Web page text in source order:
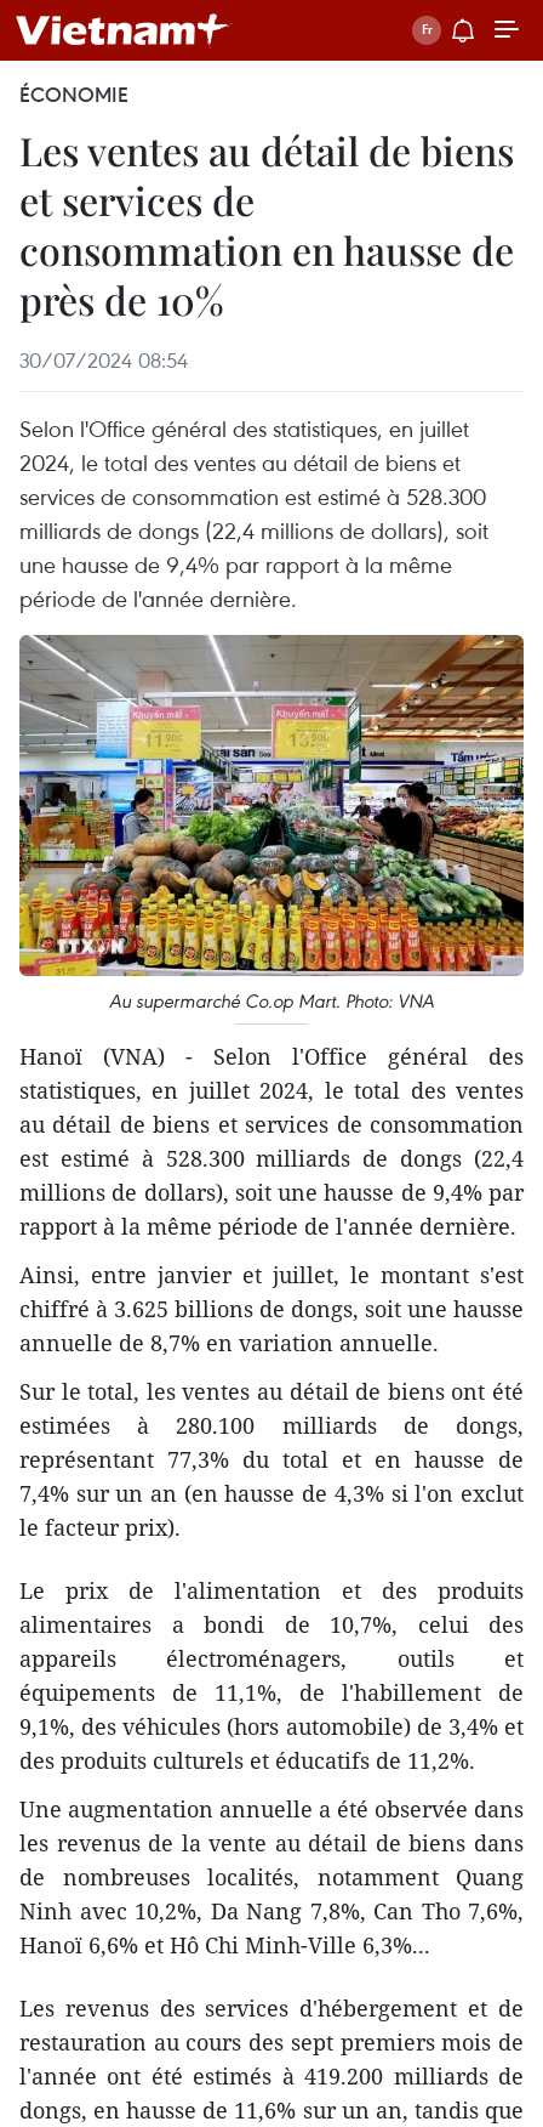
ÉCONOMIE
Les ventes au détail de biens
et services de
consommation en hausse de
près de 10%
30/07/2024 08:54
Selon l'Office général des statistiques, en juillet
2024, le total des ventes au détail de biens et
services de consommation est estimé à 528.300
milliards de dongs (22,4 millions de dollars), soit
une hausse de 9,4% par rapport à la même
période de l'année dernière.
Au supermarché Co.op Mart. Photo: VNA
Hanoï (VNA) - Selon l'Office général des
statistiques, en juillet 2024, le total des ventes
au détail de biens et services de consommation
est estimé à 528.300 milliards de dongs (22,4
millions de dollars), soit une hausse de 9,4% par
rapport à la même période de l'année dernière.
Ainsi, entre janvier et juillet, le montant s'est
chiffré à 3.625 billions de dongs, soit une hausse
annuelle de 8,7% en variation annuelle.
Sur le total, les ventes au détail de biens ont été
estimées à 280.100 milliards de dongs,
représentant 77,3% du total et en hausse de
7,4% sur un an (en hausse de 4,3% si l'on exclut
le facteur prix).
Le prix de l'alimentation et des produits
alimentaires a bondi de 10,7%, celui des
appareils électroménagers, outils et
équipements de 11,1%, de l'habillement de
9,1%, des véhicules (hors automobile) de 3,4% et
des produits culturels et éducatifs de 11,2%.
Une augmentation annuelle a été observée dans
les revenus de la vente au détail de biens dans
de nombreuses localités, notamment Quang
Ninh avec 10,2%, Da Nang 7,8%, Can Tho 7,6%,
Hanoï 6,6% et Hô Chi Minh-Ville 6,3%...
Les revenus des services d'hébergement et de
restauration au cours des sept premiers mois de
l'année ont été estimés à 419.200 milliards de
dongs, en hausse de 11,6% sur un an, tandis que